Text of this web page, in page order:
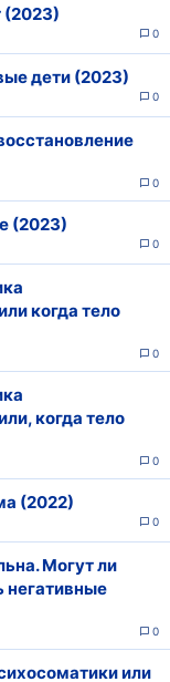
(2023)
0
дети (2023)
0
0
(2023)
0
когда тело
0
когда тело
0
(2022)
0
Могут ли
негативные
0
или